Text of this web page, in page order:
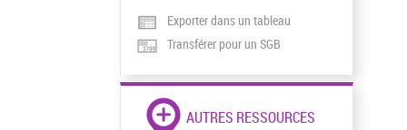
Exporter dans un tableau
Transférer pour un SGB
AUTRES RESSOURCES